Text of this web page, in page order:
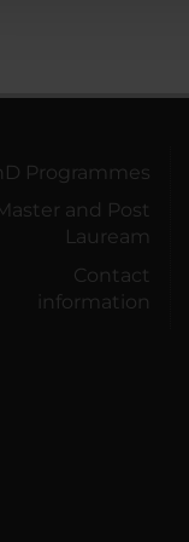
Programmes
and Post
Lauream
Contact
information